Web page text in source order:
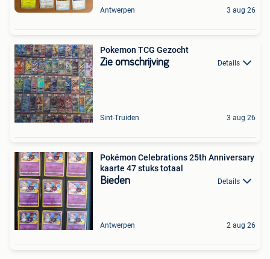
Antwerpen 3 aug 26
Pokemon TCG Gezocht
Zie omschrijving Details
Sint-Truiden 3 aug 26
Pokémon Celebrations 25th Anniversary
kaarte 47 stuks totaal
Bieden Details
Antwerpen 2 aug 26